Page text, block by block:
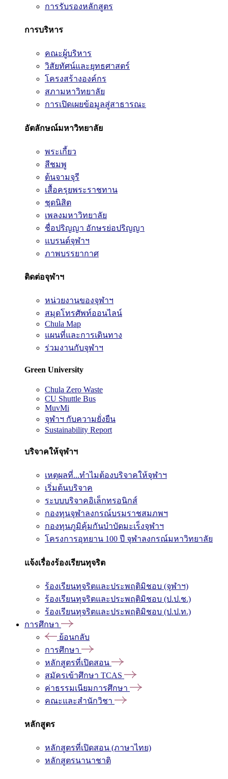
การรับรองหลักสูตร
การบริหาร
คณะผู้บริหาร
วิสัยทัศน์และยุทธศาสตร์
โครงสร้างองค์กร
สภามหาวิทยาลัย
การเปิดเผยข้อมูลสู่สาธารณะ
อัตลักษณ์มหาวิทยาลัย
พระเกี้ยว
สีชมพู
ต้นจามจุรี
เสื้อครุยพระราชทาน
ชุดนิสิต
เพลงมหาวิทยาลัย
ชื่อปริญญา อักษรย่อปริญญา
แบรนด์จุฬาฯ
ภาพบรรยากาศ
ติดต่อจุฬาฯ
หน่วยงานของจุฬาฯ
สมุดโทรศัพท์ออนไลน์
Chula Map
แผนที่และการเดินทาง
ร่วมงานกับจุฬาฯ
Green University
Chula Zero Waste
CU Shuttle Bus
MuvMi
จุฬาฯ กับความยั่งยืน
Sustainability Report
บริจาคให้จุฬาฯ
เหตุผลที่...ทำไมต้องบริจาคให้จุฬาฯ
เริ่มต้นบริจาค
ระบบบริจาคอิเล็กทรอนิกส์
กองทุนจุฬาลงกรณ์บรมราชสมภพฯ
กองทุนภูมิคุ้มกันบำบัดมะเร็งจุฬาฯ
โครงการอุทยาน 100 ปี จุฬาลงกรณ์มหาวิทยาลัย
แจ้งเรื่องร้องเรียนทุจริต
ร้องเรียนทุจริตและประพฤติมิชอบ (จุฬาฯ)
ร้องเรียนทุจริตและประพฤติมิชอบ (ป.ป.ช.)
ร้องเรียนทุจริตและประพฤติมิชอบ (ป.ป.ท.)
การศึกษา
ย้อนกลับ
การศึกษา
หลักสูตรที่เปิดสอน
สมัครเข้าศึกษา TCAS
ค่าธรรมเนียมการศึกษา
คณะและสำนักวิชา
หลักสูตร
หลักสูตรที่เปิดสอน (ภาษาไทย)
หลักสูตรนานาชาติ